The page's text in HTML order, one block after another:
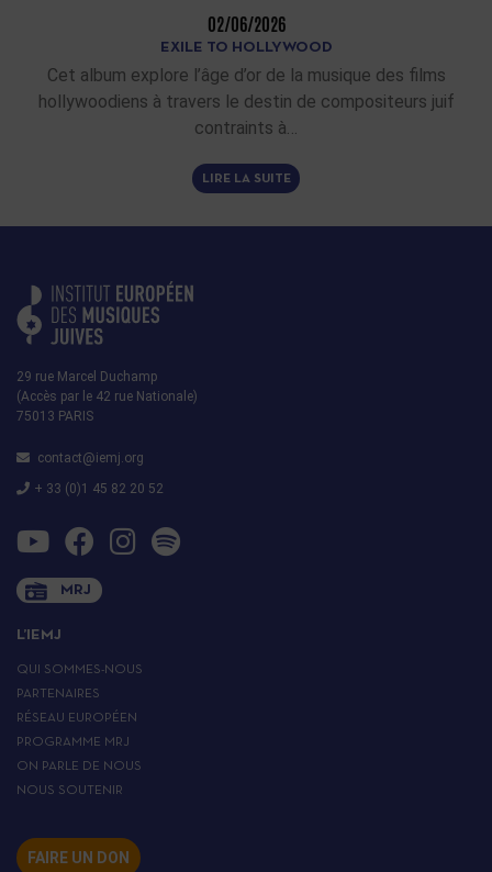
02/06/2026
EXILE TO HOLLYWOOD
Cet album explore l’âge d’or de la musique des films
hollywoodiens à travers le destin de compositeurs juif
contraints à…
LIRE LA SUITE
29 rue Marcel Duchamp
(Accès par le 42 rue Nationale)
75013 PARIS
contact@iemj.org
+ 33 (0)1 45 82 20 52
MRJ
L’IEMJ
QUI SOMMES-NOUS
PARTENAIRES
RÉSEAU EUROPÉEN
PROGRAMME MRJ
ON PARLE DE NOUS
NOUS SOUTENIR
FAIRE UN DON